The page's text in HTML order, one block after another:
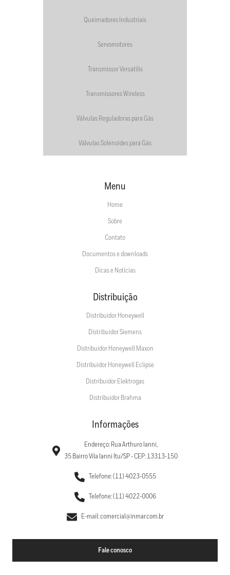
Queimadores Industriais
Servomotores
Transmissor Versatilis
Transmissores Wireless
Válvulas Reguladoras para Gás
Válvulas Solenoides para Gás
Menu
Home
Sobre
Contato
Documentos e downloads
Dicas e Notícias
Distribuição
Distribuidor Honeywell
Distribuidor Siemens
Distribuidor Honeywell Maxon
Distribuidor Honeywell Eclipse
Distribuidor Elektrogas
Distribuidor Brahma
Informações
Endereço: Rua Arthuro Ianni,
35 Bairro Vila Ianni Itu/SP - CEP: 13313-150
Telefone: (11) 4023-0555
Telefone: (11) 4022-0006
E-mail: comercial@inmar.com.br
Fale conosco